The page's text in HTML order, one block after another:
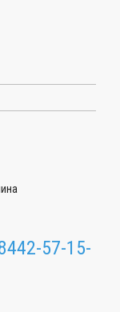
57-15-